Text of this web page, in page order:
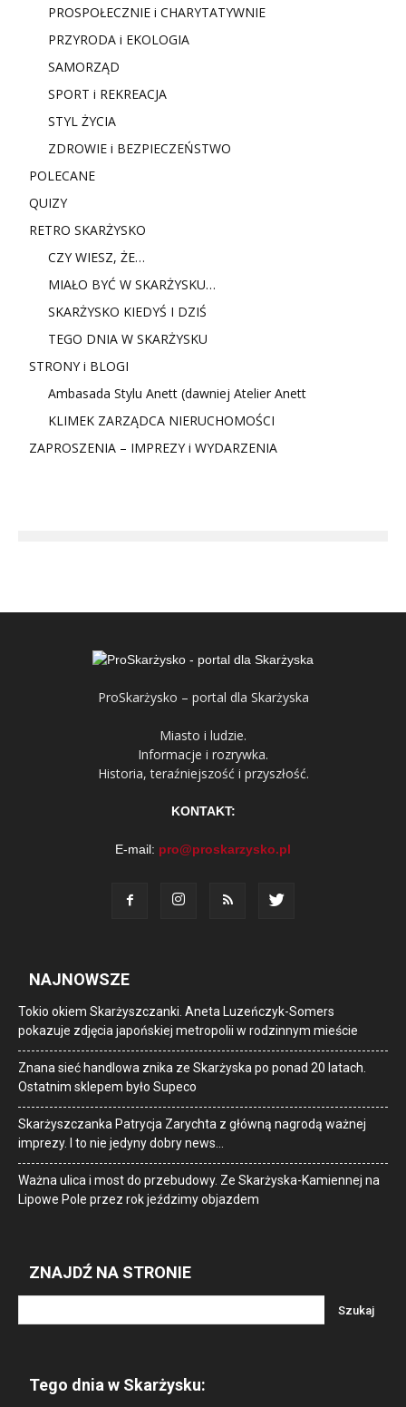
PROSPOŁECZNIE i CHARYTATYWNIE
PRZYRODA i EKOLOGIA
SAMORZĄD
SPORT i REKREACJA
STYL ŻYCIA
ZDROWIE i BEZPIECZEŃSTWO
POLECANE
QUIZY
RETRO SKARŻYSKO
CZY WIESZ, ŻE…
MIAŁO BYĆ W SKARŻYSKU…
SKARŻYSKO KIEDYŚ I DZIŚ
TEGO DNIA W SKARŻYSKU
STRONY i BLOGI
Ambasada Stylu Anett (dawniej Atelier Anett
KLIMEK ZARZĄDCA NIERUCHOMOŚCI
ZAPROSZENIA – IMPREZY i WYDARZENIA
ProSkarżysko – portal dla Skarżyska
Miasto i ludzie.
Informacje i rozrywka.
Historia, teraźniejszość i przyszłość.
KONTAKT:
E-mail: pro@proskarzysko.pl
NAJNOWSZE
Tokio okiem Skarżyszczanki. Aneta Luzeńczyk-Somers
pokazuje zdjęcia japońskiej metropolii w rodzinnym mieście
Znana sieć handlowa znika ze Skarżyska po ponad 20 latach.
Ostatnim sklepem było Supeco
Skarżyszczanka Patrycja Zarychta z główną nagrodą ważnej
imprezy. I to nie jedyny dobry news…
Ważna ulica i most do przebudowy. Ze Skarżyska-Kamiennej na
Lipowe Pole przez rok jeździmy objazdem
ZNAJDŹ NA STRONIE
Tego dnia w Skarżysku: